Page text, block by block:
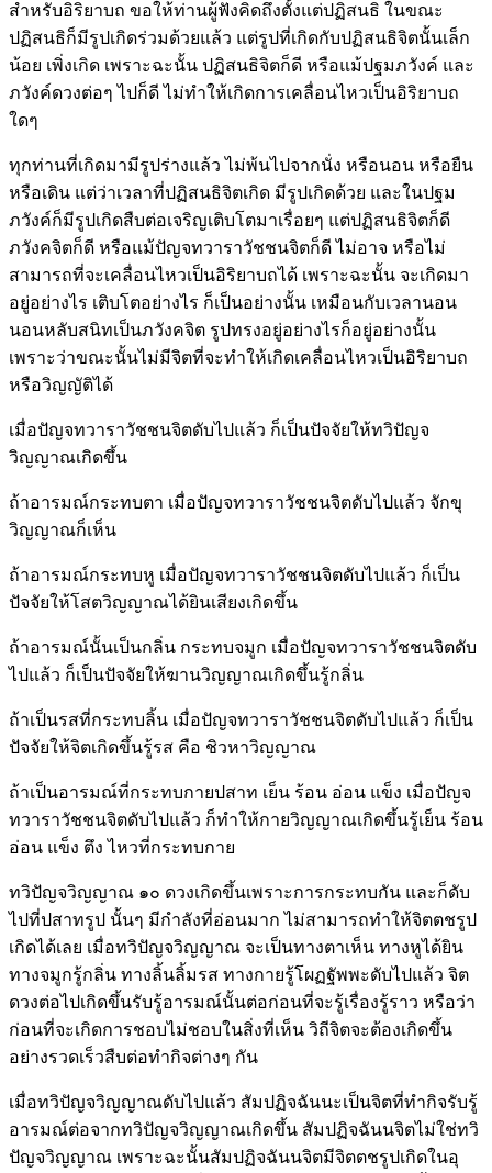
สำหรับอิริยาบถ ขอให้ท่านผู้ฟังคิดถึงตั้งแต่ปฏิสนธิ ในขณะ
ปฏิสนธิก็มีรูปเกิดร่วมด้วยแล้ว แต่รูปที่เกิดกับปฏิสนธิจิตนั้นเล็ก
น้อย เพิ่งเกิด เพราะฉะนั้น ปฏิสนธิจิตก็ดี หรือแม้ปฐมภวังค์ และ
ภวังค์ดวงต่อๆ ไปก็ดี ไม่ทำให้เกิดการเคลื่อนไหวเป็นอิริยาบถ
ใดๆ
ทุกท่านที่เกิดมามีรูปร่างแล้ว ไม่พ้นไปจากนั่ง หรือนอน หรือยืน
หรือเดิน แต่ว่าเวลาที่ปฏิสนธิจิตเกิด มีรูปเกิดด้วย และในปฐม
ภวังค์ก็มีรูปเกิดสืบต่อเจริญเติบโตมาเรื่อยๆ แต่ปฏิสนธิจิตก็ดี
ภวังคจิตก็ดี หรือแม้ปัญจทวาราวัชชนจิตก็ดี ไม่อาจ หรือไม่
สามารถที่จะเคลื่อนไหวเป็นอิริยาบถได้ เพราะฉะนั้น จะเกิดมา
อยู่อย่างไร เติบโตอย่างไร ก็เป็นอย่างนั้น เหมือนกับเวลานอน
นอนหลับสนิทเป็นภวังคจิต รูปทรงอยู่อย่างไรก็อยู่อย่างนั้น
เพราะว่าขณะนั้นไม่มีจิตที่จะทำให้เกิดเคลื่อนไหวเป็นอิริยาบถ
หรือวิญญัติได้
เมื่อปัญจทวาราวัชชนจิตดับไปแล้ว ก็เป็นปัจจัยให้ทวิปัญจ
วิญญาณเกิดขึ้น
ถ้าอารมณ์กระทบตา เมื่อปัญจทวาราวัชชนจิตดับไปแล้ว จักขุ
วิญญาณก็เห็น
ถ้าอารมณ์กระทบหู เมื่อปัญจทวาราวัชชนจิตดับไปแล้ว ก็เป็น
ปัจจัยให้โสตวิญญาณได้ยินเสียงเกิดขึ้น
ถ้าอารมณ์นั้นเป็นกลิ่น กระทบจมูก เมื่อปัญจทวาราวัชชนจิตดับ
ไปแล้ว ก็เป็นปัจจัยให้ฆานวิญญาณเกิดขึ้นรู้กลิ่น
ถ้าเป็นรสที่กระทบลิ้น เมื่อปัญจทวาราวัชชนจิตดับไปแล้ว ก็เป็น
ปัจจัยให้จิตเกิดขึ้นรู้รส คือ ชิวหาวิญญาณ
ถ้าเป็นอารมณ์ที่กระทบกายปสาท เย็น ร้อน อ่อน แข็ง เมื่อปัญจ
ทวาราวัชชนจิตดับไปแล้ว ก็ทำให้กายวิญญาณเกิดขึ้นรู้เย็น ร้อน
อ่อน แข็ง ตึง ไหวที่กระทบกาย
ทวิปัญจวิญญาณ ๑๐ ดวงเกิดขึ้นเพราะการกระทบกัน และก็ดับ
ไปที่ปสาทรูป นั้นๆ มีกำลังที่อ่อนมาก ไม่สามารถทำให้จิตตชรูป
เกิดได้เลย เมื่อทวิปัญจวิญญาณ จะเป็นทางตาเห็น ทางหูได้ยิน
ทางจมูกรู้กลิ่น ทางลิ้นลิ้มรส ทางกายรู้โผฏฐัพพะดับไปแล้ว จิต
ดวงต่อไปเกิดขึ้นรับรู้อารมณ์นั้นต่อก่อนที่จะรู้เรื่องรู้ราว หรือว่า
ก่อนที่จะเกิดการชอบไม่ชอบในสิ่งที่เห็น วิถีจิตจะต้องเกิดขึ้น
อย่างรวดเร็วสืบต่อทำกิจต่างๆ กัน
เมื่อทวิปัญจวิญญาณดับไปแล้ว สัมปฏิจฉันนะเป็นจิตที่ทำกิจรับรู้
อารมณ์ต่อจากทวิปัญจวิญญาณเกิดขึ้น สัมปฏิจฉันนจิตไม่ใช่ทวิ
ปัญจวิญญาณ เพราะฉะนั้นสัมปฏิจฉันนจิตมีจิตตชรูปเกิดในอุ